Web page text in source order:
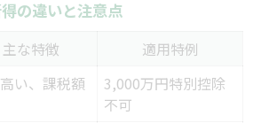
の違いと注意点
主な特徴
適用特例
い、課税額
3,000万円特別控除
不可